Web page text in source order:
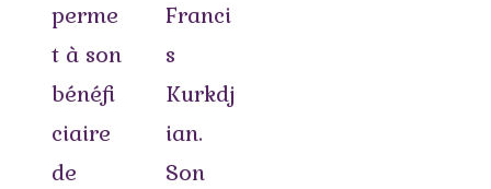
perme
t à son
bénéfi
ciaire
de
Franci
s
Kurkdj
ian.
Son